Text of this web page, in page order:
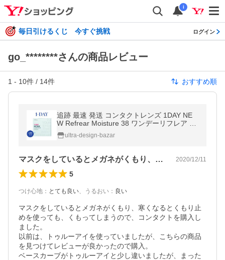
i
毎日引けるくじ 今すぐ挑戦 ログイン
go_********さんの商品レビュー
1 - 10件 / 14件 おすすめ順
追跡 最速 発送 コンタクトレンズ 1DAY NE
W Refrear Moisture 38 ワンデーリフレア モ
イスチャー38 30枚入り ソフト クリア 1日 1
ヶ月分
ultra-design-bazar
マスクをしているとメガネがくもり、寒く… 2020/12/11
5
つけ心地 ： とても良い、 うるおい ： 良い
マスクをしているとメガネがくもり、寒くなるとくもり止
めを使っても、くもってしまうので、コンタクトを購入し
ました。
以前は、トゥルーアイを使っていましたが、こちらの商品
を見つけてレビューが良かったので購入。
ベースカーブがトゥルーアイと少し違いましたが、まった